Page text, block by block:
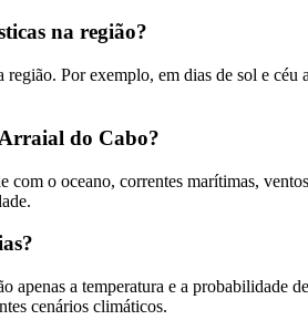
na região?
Por exemplo, em dias de sol e céu
do Cabo?
o oceano, correntes marítimas,
a temperatura e a probabilidade
cenários climáticos.